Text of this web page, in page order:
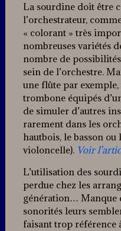
La sourdine doit être
l’orchestrateur,
« colorant » très
nombreuses variétés
nombre de
sein de l’orchestre.
une flûte par
trombone équipés
de simuler d’autres
rarement dans les
hautbois, le basson ou
violoncelle). Voir
L’utilisation des
perdue chez les
génération… Manque
sonorités leurs
faisant trop référence